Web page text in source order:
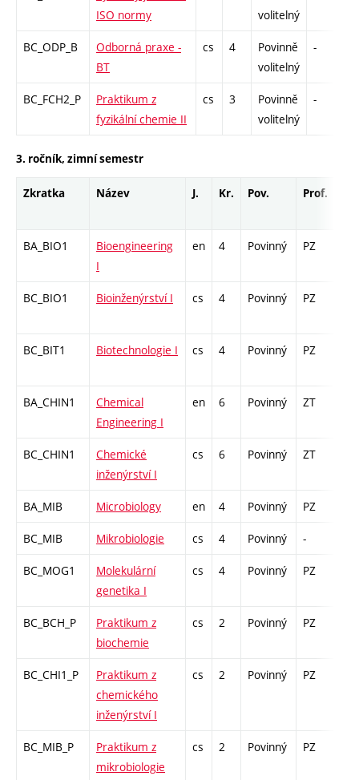
ISO normy
volitelný
BC_ODP_B
Odborná praxe -
BT
cs 4
Povinně
volitelný
-
BC_FCH2_P
Praktikum z
fyzikální chemie II
cs 3
Povinně
volitelný
-
3. ročník, zimní semestr
Zkratka Název J. Kr. Pov. Prof.
BA_BIO1
Bioengineering
I
en 4 Povinný PZ
BC_BIO1 Bioinženýrství I cs 4 Povinný PZ
BC_BIT1 Biotechnologie I cs 4 Povinný PZ
BA_CHIN1
Chemical
Engineering I
en 6 Povinný ZT
BC_CHIN1
Chemické
inženýrství I
cs 6 Povinný ZT
BA_MIB Microbiology en 4 Povinný PZ
BC_MIB Mikrobiologie cs 4 Povinný -
BC_MOG1
Molekulární
genetika I
cs 4 Povinný PZ
BC_BCH_P
Praktikum z
biochemie
cs 2 Povinný PZ
BC_CHI1_P
Praktikum z
chemického
inženýrství I
cs 2 Povinný PZ
BC_MIB_P
Praktikum z
mikrobiologie
cs 2 Povinný PZ